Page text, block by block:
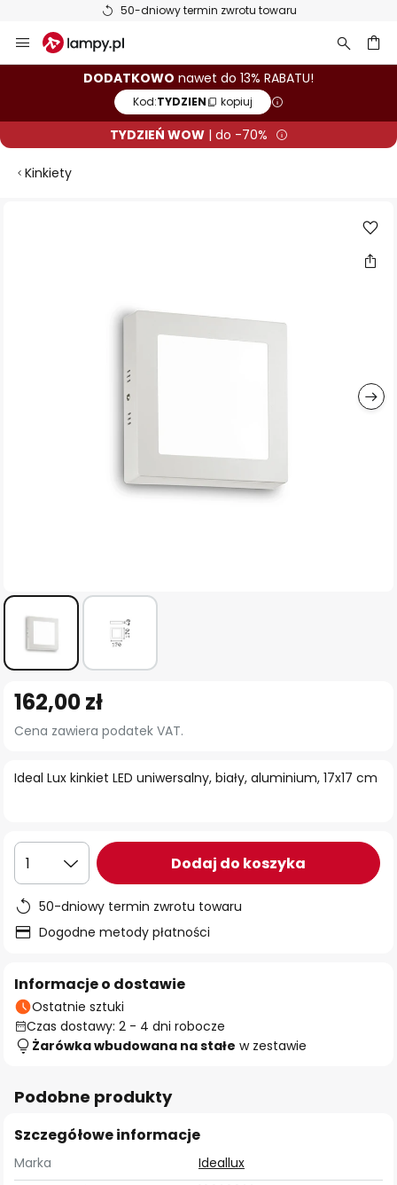
50-dniowy termin zwrotu towaru
Przejdź
do
DODATKOWO nawet do 13% RABATU!
Kod:TYDZIEN kopiuj
TYDZIEŃ WOW| do -70%
Kinkiety
na
początek
Ideal Lux kinkiet LED uniwersalny, biały, aluminium, 17x17 cm
162,00 zł
Cena zawiera podatek VAT.
1 Dodaj do koszyka
50-dniowy termin zwrotu towaru
Dogodne metody płatności
Informacje o dostawie
Ostatnie sztuki
Czas dostawy: 2 - 4 dni robocze
Żarówka wbudowana na stałe w zestawie
Podobne produkty
Szczegółowe informacje
Marka
Ideallux